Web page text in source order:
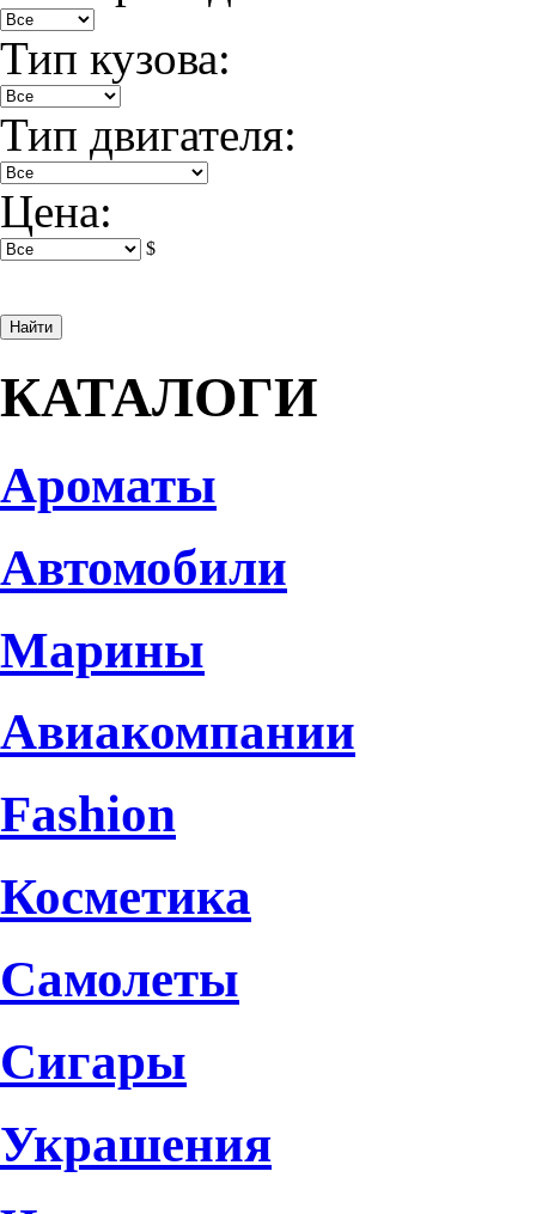
Тип кузова:
Тип двигателя:
Цена:
$
КАТАЛОГИ
Ароматы
Автомобили
Марины
Авиакомпании
Fashion
Косметика
Самолеты
Сигары
Украшения